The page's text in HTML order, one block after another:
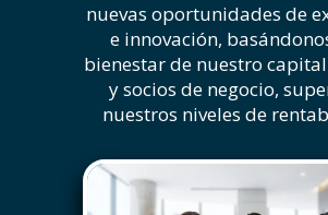
nuevas oportunidades de
e innovación,
bienestar de nuestro
y socios de negocio,
nuestros niveles de